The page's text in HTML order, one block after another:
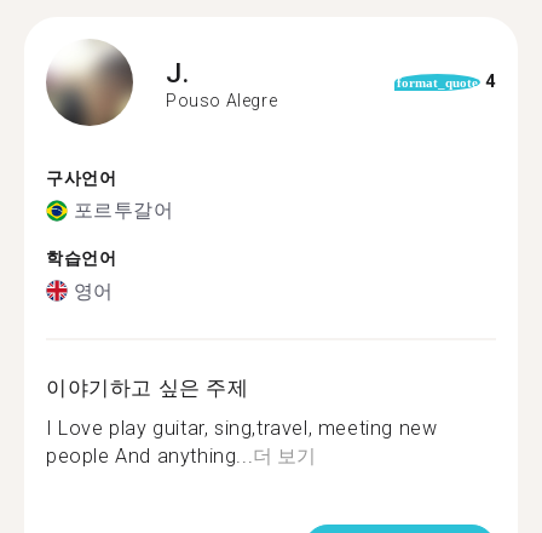
J.
Pouso Alegre
format_quote 4
구사언어
포르투갈어
학습언어
영어
이야기하고 싶은 주제
I Love play guitar, sing,travel, meeting new
people And anything... 더 보기